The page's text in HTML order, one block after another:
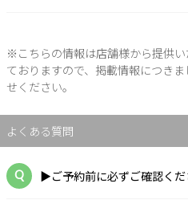
※こちらの情報は店舗様から提供
ておりますので、掲載情報につき
せください。
よくある質問
▶ご予約前に必ずご確認く